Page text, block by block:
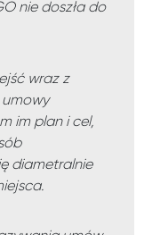
nie doszła do
wraz z
im plan i cel,
diametralnie